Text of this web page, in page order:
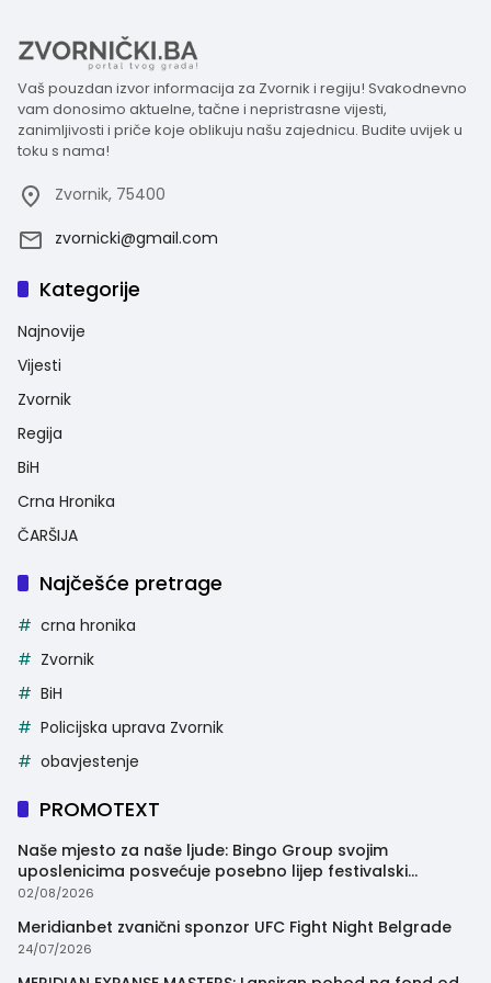
Vaš pouzdan izvor informacija za Zvornik i regiju! Svakodnevno
vam donosimo aktuelne, tačne i nepristrasne vijesti,
zanimljivosti i priče koje oblikuju našu zajednicu. Budite uvijek u
toku s nama!
Zvornik, 75400
zvornicki@gmail.com
Kategorije
Najnovije
Vijesti
Zvornik
Regija
BiH
Crna Hronika
ČARŠIJA
Najčešće pretrage
crna hronika
Zvornik
BiH
Policijska uprava Zvornik
obavjestenje
PROMOTEXT
Naše mjesto za naše ljude: Bingo Group svojim
uposlenicima posvećuje posebno lijep festivalski
trenutak
02/08/2026
Meridianbet zvanični sponzor UFC Fight Night Belgrade
24/07/2026